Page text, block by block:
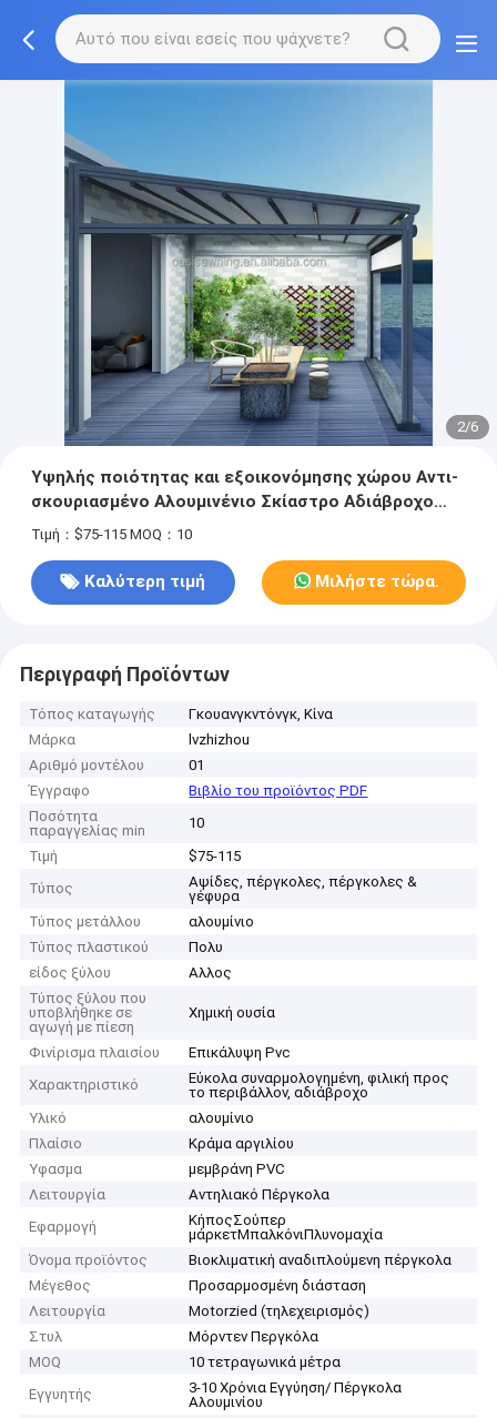
2/6
Υψηλής ποιότητας και εξοικονόμησης χώρου Αντι-
σκουριασμένο Αλουμινένιο Σκίαστρο Αδιάβροχο
Πολυεστερικό Στέγαστρο Αυλής
Τιμή：$75-115 MOQ：10
Καλύτερη τιμή Μιλήστε τώρα.
Περιγραφή Προϊόντων
Τόπος καταγωγής
Γκουανγκντόνγκ, Κίνα
Μάρκα
lvzhizhou
Αριθμό μοντέλου
01
Έγγραφο
Βιβλίο του προϊόντος PDF
Ποσότητα
παραγγελίας min
10
Τιμή
$75-115
Τύπος
Αψίδες, πέργκολες, πέργκολες &
γέφυρα
Τύπος μετάλλου
αλουμίνιο
Τύπος πλαστικού
Πολυ
είδος ξύλου
Αλλος
Τύπος ξύλου που
υποβλήθηκε σε
αγωγή με πίεση
Χημική ουσία
Φινίρισμα πλαισίου
Επικάλυψη Pvc
Χαρακτηριστικό
Εύκολα συναρμολογημένη, φιλική προς
το περιβάλλον, αδιάβροχο
Υλικό
αλουμίνιο
Πλαίσιο
Κράμα αργιλίου
Υφασμα
μεμβράνη PVC
Λειτουργία
Αντηλιακό Πέργκολα
Εφαρμογή
ΚήποςΣούπερ
μάρκετΜπαλκόνιΠλυνομαχία
Όνομα προϊόντος
Βιοκλιματική αναδιπλούμενη πέργκολα
Μέγεθος
Προσαρμοσμένη διάσταση
Λειτουργία
Motorzied (τηλεχειρισμός)
Στυλ
Μόρντεν Περγκόλα
MOQ
10 τετραγωνικά μέτρα
Εγγυητής
3-10 Χρόνια Εγγύηση/ Πέργκολα
Αλουμινίου